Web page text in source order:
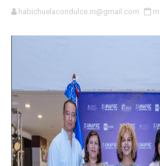
El magistrado Henry Molina
​Domingo Plácido critica la
Graduación XII Promoción
Fellito Suberví asegura en
habichuelacondulce.m@gmail.com